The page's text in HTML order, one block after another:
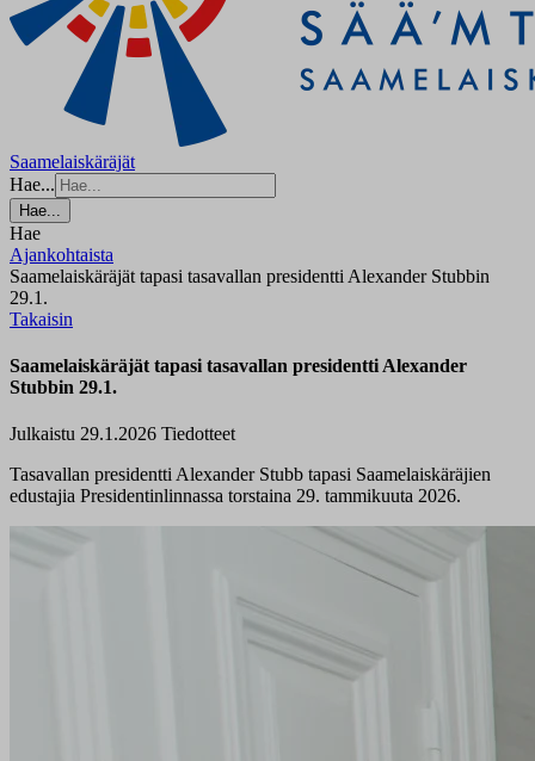
Saamelaiskäräjät
Hae...
Hae...
Hae
Ajankohtaista
Saamelaiskäräjät tapasi tasavallan presidentti Alexander Stubbin
29.1.
Takaisin
Saamelaiskäräjät tapasi tasavallan presidentti Alexander
Stubbin 29.1.
Julkaistu 29.1.2026 Tiedotteet
Tasavallan presidentti Alexander Stubb tapasi Saamelaiskäräjien
edustajia Presidentinlinnassa torstaina 29. tammikuuta 2026.